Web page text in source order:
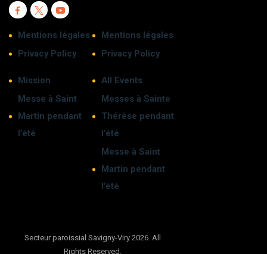
Mentions légales
Privacy Policy
Mentions légales
Privacy Policy
Mission
Messe à Saint
Martin pendant
l’été
All Events
Messes à Sainte
Thérèse pendant
l’été
Messe à Saint
Martin pendant
l’été
Secteur paroissial Savigny-Viry2026. All
Rights Reserved.